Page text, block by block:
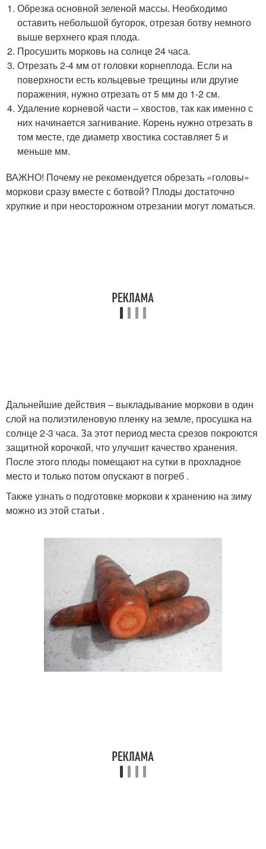
Обрезка основной зеленой массы. Необходимо
оставить небольшой бугорок, отрезая ботву немного
выше верхнего края плода.
Просушить морковь на солнце 24 часа.
Отрезать 2-4 мм от головки корнеплода. Если на
поверхности есть кольцевые трещины или другие
поражения, нужно отрезать от 5 мм до 1-2 см.
Удаление корневой части – хвостов, так как именно с
них начинается загнивание. Корень нужно отрезать в
том месте, где диаметр хвостика составляет 5 и
меньше мм.
ВАЖНО! Почему не рекомендуется обрезать «головы»
моркови сразу вместе с ботвой? Плоды достаточно
хрупкие и при неосторожном отрезании могут ломаться.
Дальнейшие действия – выкладывание моркови в один
слой на полиэтиленовую пленку на земле, просушка на
солнце 2-3 часа. За этот период места срезов покроются
защитной корочкой, что улучшит качество хранения.
После этого плоды помещают на сутки в прохладное
место и только потом опускают в погреб .
Также узнать о подготовке моркови к хранению на зиму
можно из этой статьи .